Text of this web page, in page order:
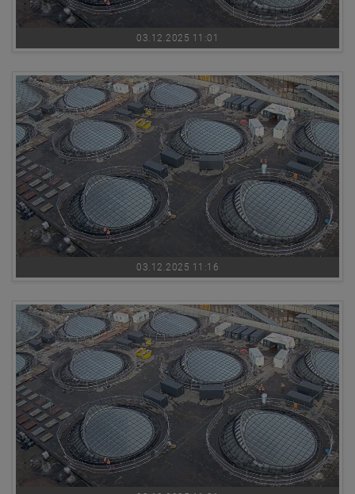
03.12.2025 11:01
03.12.2025 11:16